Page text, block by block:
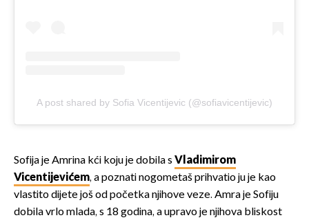
A post shared by Sofia Vicentijevic (@sofiavicentijevic)
Sofija je Amrina kći koju je dobila s Vladimirom
Vicentijevićem, a poznati nogometaš prihvatio ju je kao
vlastito dijete još od početka njihove veze. Amra je Sofiju
dobila vrlo mlada, s 18 godina, a upravo je njihova bliskost